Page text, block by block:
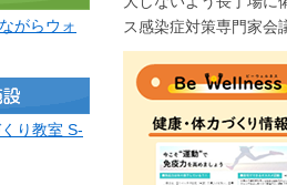
ス感染症対策専門家会
がらウォ
り教室 S-